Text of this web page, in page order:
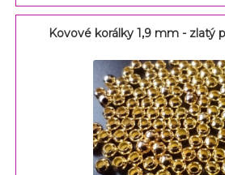
Kovové korálky 1,9 mm - zlatý